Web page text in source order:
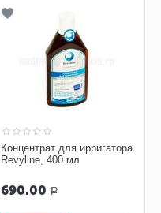
Концентрат для ирригатора
Revyline, 400 мл
690.00 Р